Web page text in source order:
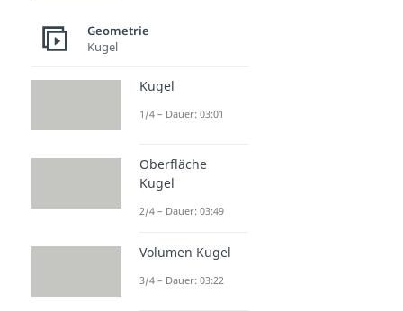
Geometrie
Kugel
Kugel
1/4 – Dauer: 03:01
Oberfläche
Kugel
2/4 – Dauer: 03:49
Volumen Kugel
3/4 – Dauer: 03:22